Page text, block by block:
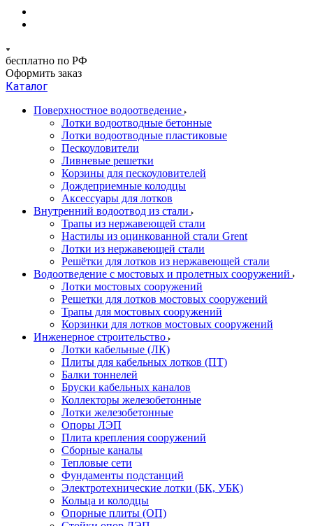
бесплатно по РФ
Оформить заказ
Каталог
Поверхностное водоотведение
Лотки водоотводные бетонные
Лотки водоотводные пластиковые
Пескоуловители
Ливневые решетки
Корзины для пескоуловителей
Дождеприемные колодцы
Аксессуары для лотков
Внутренний водоотвод из стали
Трапы из нержавеющей стали
Настилы из оцинкованной стали Grent
Лотки из нержавеющей стали
Решётки для лотков из нержавеющей стали
Водоотведение с мостовых и пролетных сооружений
Лотки мостовых сооружений
Решетки для лотков мостовых сооружений
Трапы для мостовых сооружений
Корзинки для лотков мостовых сооружений
Инженерное строительство
Лотки кабельные (ЛК)
Плиты для кабельных лотков (ПТ)
Балки тоннелей
Бруски кабельных каналов
Коллекторы железобетонные
Лотки железобетонные
Опоры ЛЭП
Плита крепления сооружений
Сборные каналы
Тепловые сети
Фундаменты подстанций
Электротехнические лотки (БК, УБК)
Кольца и колодцы
Опорные плиты (ОП)